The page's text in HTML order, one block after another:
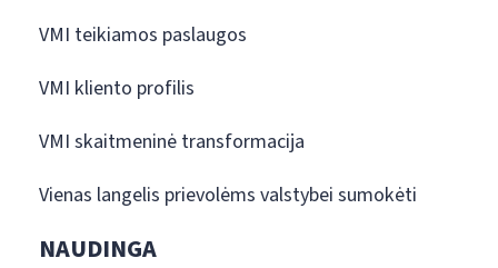
VMI teikiamos paslaugos
VMI kliento profilis
VMI skaitmeninė transformacija
Vienas langelis prievolėms valstybei sumokėti
NAUDINGA